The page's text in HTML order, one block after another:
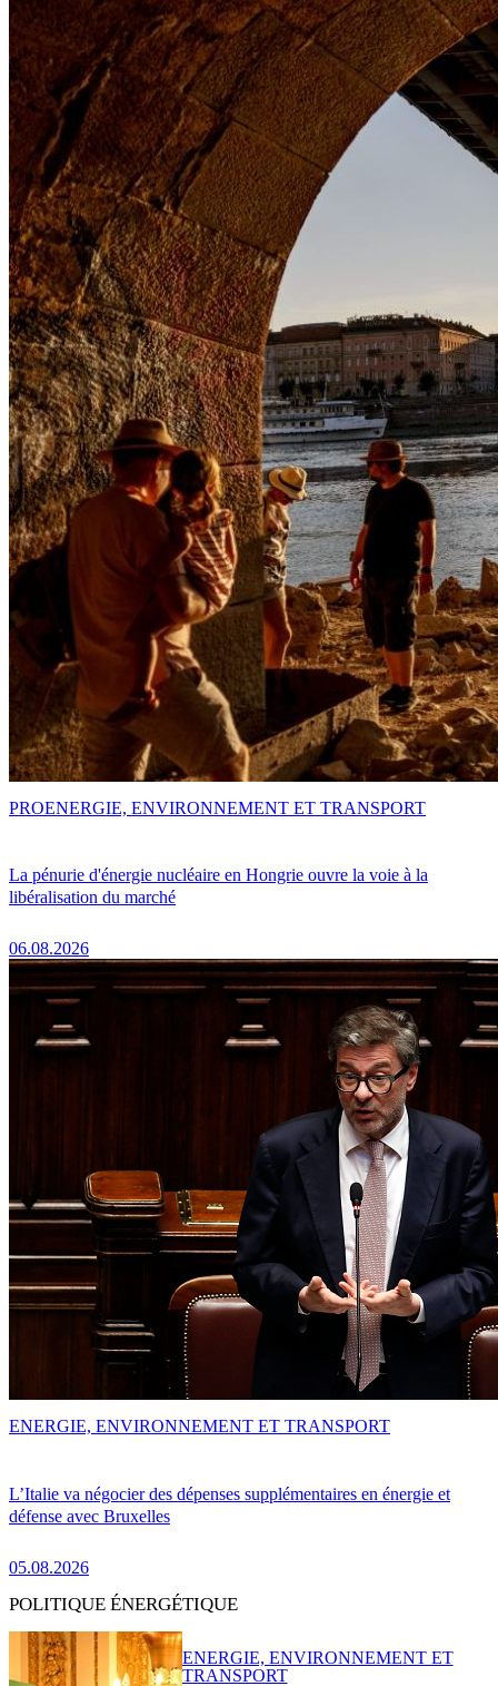
La pénurie d'énergie nucléaire en Hongrie ouvre la voie à la
libéralisation du marché
06.08.2026
PROENERGIE, ENVIRONNEMENT ET TRANSPORT
L’Italie va négocier des dépenses supplémentaires en énergie et
défense avec Bruxelles
05.08.2026
ENERGIE, ENVIRONNEMENT ET TRANSPORT
POLITIQUE ÉNERGÉTIQUE
ENERGIE, ENVIRONNEMENT ET
TRANSPORT